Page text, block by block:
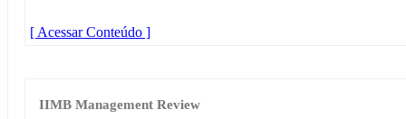
[ Acessar Conteúdo ]
IIMB Management Review